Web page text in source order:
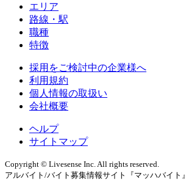
エリア
路線・駅
職種
特徴
採用をご検討中の企業様へ
利用規約
個人情報の取扱い
会社概要
ヘルプ
サイトマップ
Copyright © Livesense Inc. All rights reserved.
アルバイト/バイト募集情報サイト『マッハバイト』